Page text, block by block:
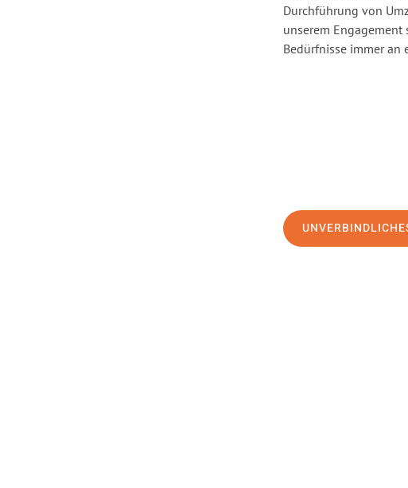
Durchführung von
unserem
Bedürfnisse immer an